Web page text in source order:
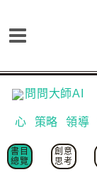
問問大師AI
心 策略 領導
書目
總覽
創意
思考